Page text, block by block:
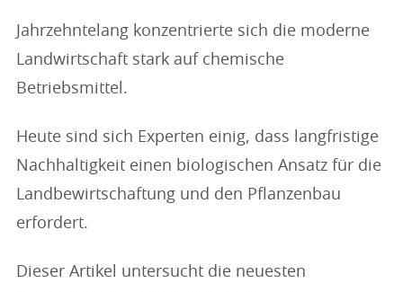
Jahrzehntelang konzentrierte sich die moderne
Landwirtschaft stark auf chemische
Betriebsmittel.
Heute sind sich Experten einig, dass langfristige
Nachhaltigkeit einen biologischen Ansatz für die
Landbewirtschaftung und den Pflanzenbau
erfordert.
Dieser Artikel untersucht die neuesten